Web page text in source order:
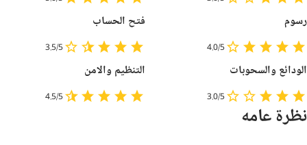
رسوم
4.0/5
الودائع والسحوبات
3.0/5
فتح الحساب
3.5/5
التنظيم والامن
4.5/5
نظرة عامه